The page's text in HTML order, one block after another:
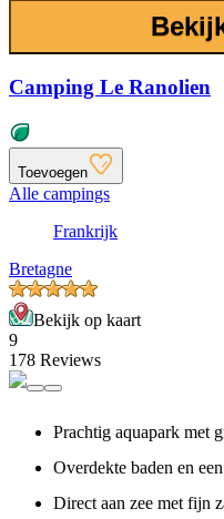
Camping Le Ranolien
Toevoegen
Alle campings
Frankrijk
Bretagne
Bekijk op kaart
9
178 Reviews
Prachtig aquapark met
Overdekte baden en
Direct aan zee met fijn